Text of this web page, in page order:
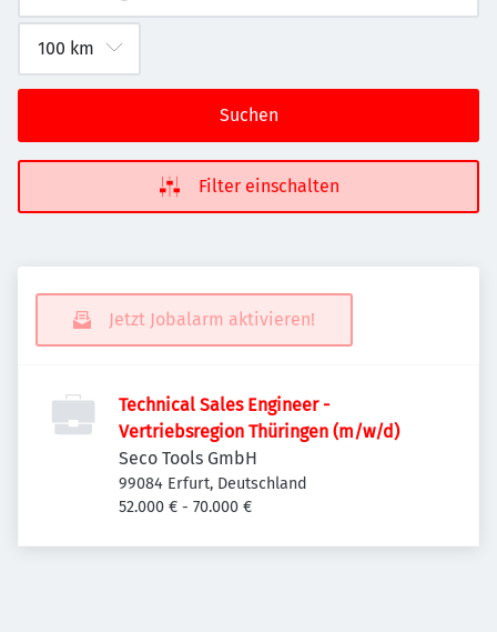
Suchen
Filter einschalten
Jetzt Jobalarm aktivieren!
Technical Sales Engineer -
Vertriebsregion Thüringen (m/w/d)
Seco Tools GmbH
99084 Erfurt, Deutschland
52.000 € - 70.000 €